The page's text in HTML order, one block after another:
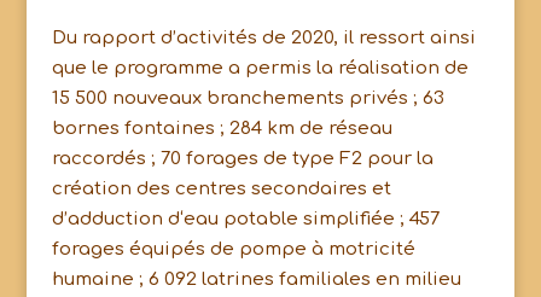
Du rapport d’activités de 2020, il ressort ainsi
que le programme a permis la réalisation de
15 500 nouveaux branchements privés ; 63
bornes fontaines ; 284 km de réseau
raccordés ; 70 forages de type F2 pour la
création des centres secondaires et
d’adduction d‘eau potable simplifiée ; 457
forages équipés de pompe à motricité
humaine ; 6 092 latrines familiales en milieu